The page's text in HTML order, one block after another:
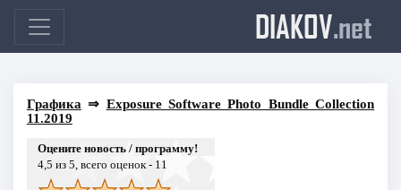
DIAKOV.net
Графика ⇒ Exposure Software Photo Bundle Collection
11.2019
Оцените новость / программу!
4,5 из 5, всего оценок - 11